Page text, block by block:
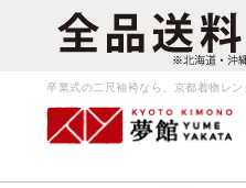
卒業式の二尺袖袴なら、京都着物レン